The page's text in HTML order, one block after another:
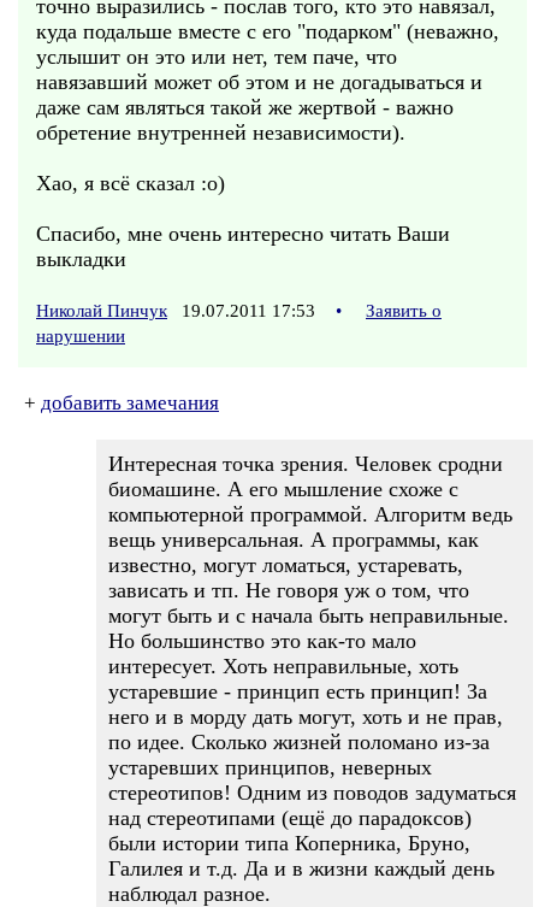
точно выразились - послав того, кто это навязал,
куда подальше вместе с его "подарком" (неважно,
услышит он это или нет, тем паче, что
навязавший может об этом и не догадываться и
даже сам являться такой же жертвой - важно
обретение внутренней независимости).
Хао, я всё сказал :о)
Спасибо, мне очень интересно читать Ваши
выкладки
Николай Пинчук 19.07.2011 17:53 •
Заявить о
нарушении
+ добавить замечания
Интересная точка зрения. Человек сродни
биомашине. А его мышление схоже с
компьютерной программой. Алгоритм ведь
вещь универсальная. А программы, как
известно, могут ломаться, устаревать,
зависать и тп. Не говоря уж о том, что
могут быть и с начала быть неправильные.
Но большинство это как-то мало
интересует. Хоть неправильные, хоть
устаревшие - принцип есть принцип! За
него и в морду дать могут, хоть и не прав,
по идее. Сколько жизней поломано из-за
устаревших принципов, неверных
стереотипов! Одним из поводов задуматься
над стереотипами (ещё до парадоксов)
были истории типа Коперника, Бруно,
Галилея и т.д. Да и в жизни каждый день
наблюдал разное.